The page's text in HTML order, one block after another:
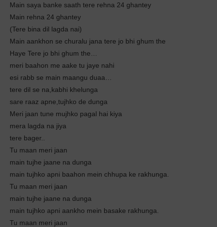
Main saya banke saath tere rehna 24 ghantey
Main rehna 24 ghantey
(Tere bina dil lagda nai)
Main aankhon se churalu jana tere jo bhi ghum the
Haye Tere jo bhi ghum the…
meri baahon me aake tu jaye nahi
esi rabb se main maangu duaa…
tere dil se na,kabhi khelunga
sare raaz apne,tujhko de dunga
Meri jaan tune mujhko pagal hai kiya
mera lagda na jiya
tere bager..
Tu maan meri jaan
main tujhe jaane na dunga
main tujhko apni baahon mein chhupa ke rakhunga.
Tu maan meri jaan
main tujhe jaane na dunga
main tujhko apni aankho mein basake rakhunga.
Tu maan meri jaan